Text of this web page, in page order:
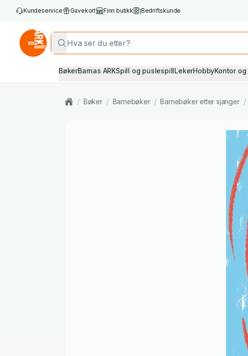
Kundeservice Gavekort Finn butikk Bedriftskunde
BøkerBarnas ARKSpill og puslespillLekerHobbyKontor
/ Bøker / Barnebøker / Barnebøker etter sjanger /